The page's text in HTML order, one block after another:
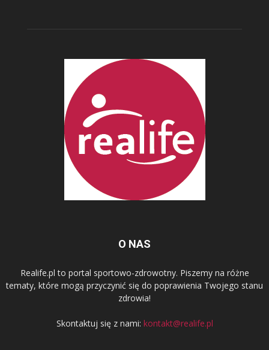
O NAS
Realife.pl to portal sportowo-zdrowotny. Piszemy na różne
tematy, które mogą przyczynić się do poprawienia Twojego stanu
zdrowia!
Skontaktuj się z nami: kontakt@realife.pl